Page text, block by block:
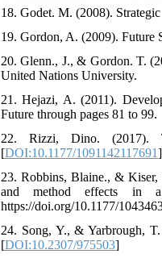
18. Godet. M. (2008).
19. Gordon, A. (2009). Future
20. Glenn., J., & Gordon. T.
United Nations University.
21. Hejazi, A. (2011).
Future through pages 81 to 99.
22. Rizzi, Dino. (2017).
[DOI:10.1177/1091142117691]
23. Robbins, Blaine., & Kiser,
and method effects in
https://doi.org/10.1177/
24. Song, Y., & Yarbrough,
[DOI:10.2307/975503]